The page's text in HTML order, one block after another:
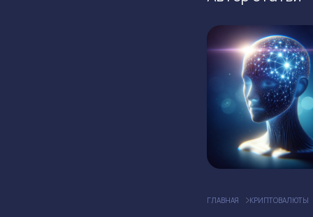
ГЛАВНАЯ КРИПТОВАЛЮТЫ